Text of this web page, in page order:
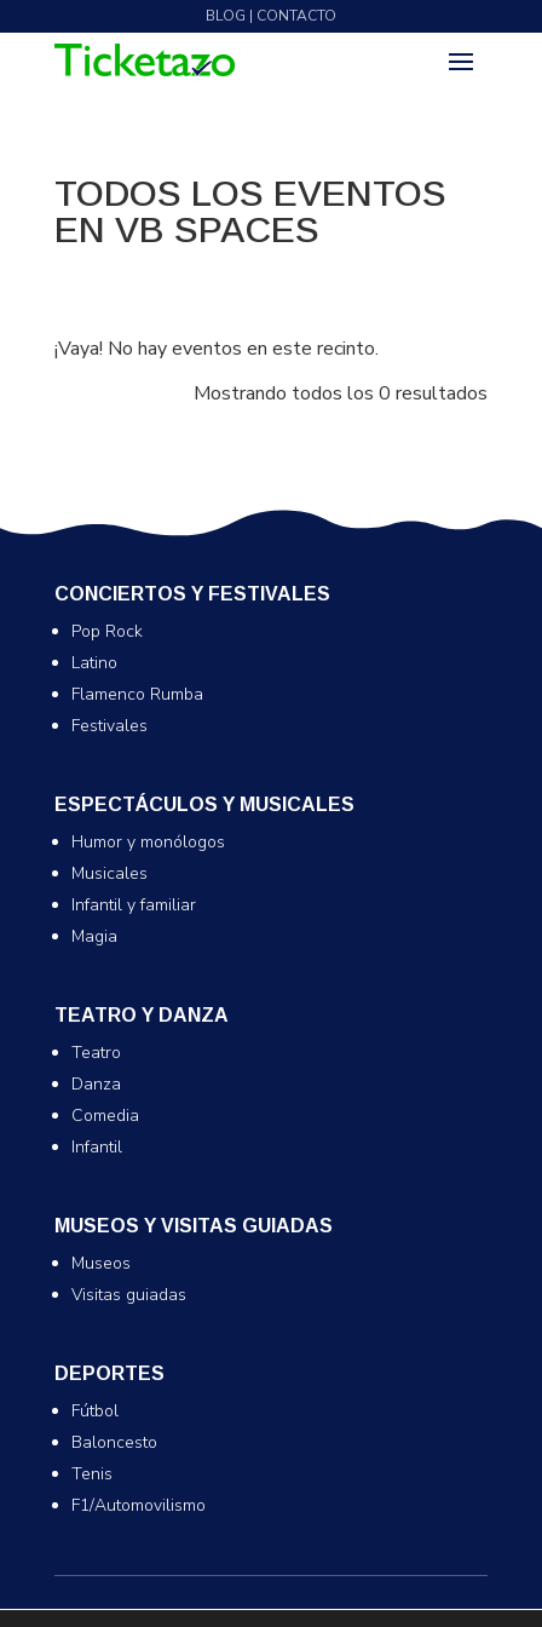
BLOG | CONTACTO
TODOS LOS EVENTOS
EN VB SPACES
¡Vaya! No hay eventos en este recinto.
Mostrando todos los 0 resultados
CONCIERTOS Y FESTIVALES
Pop Rock
Latino
Flamenco Rumba
Festivales
ESPECTÁCULOS Y MUSICALES
Humor y monólogos
Musicales
Infantil y familiar
Magia
TEATRO Y DANZA
Teatro
Danza
Comedia
Infantil
MUSEOS Y VISITAS GUIADAS
Museos
Visitas guiadas
DEPORTES
Fútbol
Baloncesto
Tenis
F1/Automovilismo